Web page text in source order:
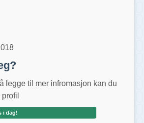
legge til mer infromasjon kan du
i dag!